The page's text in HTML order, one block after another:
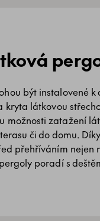
být instalovené k
kryta látkovou
možnosti zatažení
či do domu.
přehříváním nejen
poradí s